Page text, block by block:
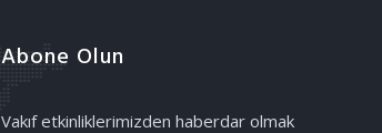
Abone Olun
Vakıf etkinliklerimizden haberdar olmak